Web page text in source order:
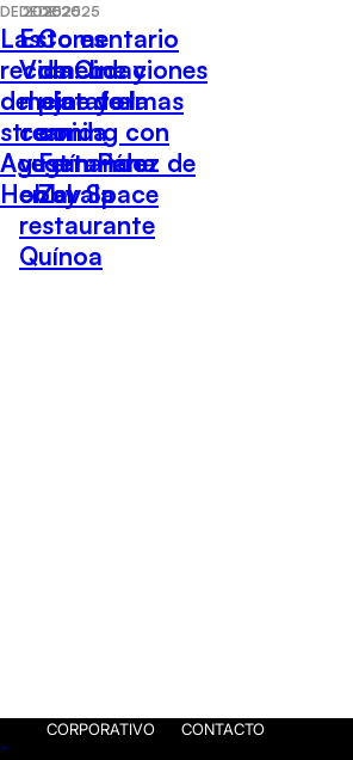
DE 2025
Las
recomendaciones
del cine y el
streaming con
Agustín Pérez de
Hobby Space
DE 2025
Esto es
Vida: Lo
mejor de la
comida
vegetariana
en el
restaurante
Quínoa
DE 2025
Comentario
de Cine y
plataformas
con
Fernando
Zavala
CORPORATIVO CONTACTO